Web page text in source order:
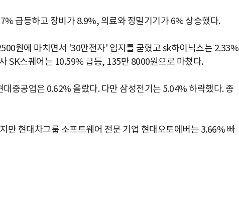
급등하고 장비가 8.9%, 의료와 정밀기기가 6% 상승했다.
원에 마치면서 '30만전자' 입지를 굳혔고 sk하이닉스는 2.33%
SK스퀘어는 10.59% 급등, 135만 8000원으로 마쳤다.
중공업은 0.62% 올랐다. 다만 삼성전기는 5.04% 하락했다. 종
만 현대차그룹 소프트웨어 전문 기업 현대오토에버는 3.66% 빠